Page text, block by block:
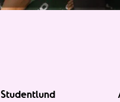
Studentlund